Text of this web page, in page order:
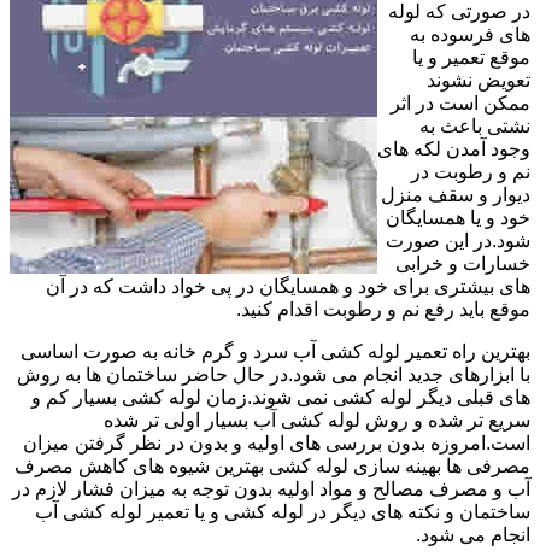
در صورتی که لوله
های فرسوده به
موقع تعمیر و یا
تعویض نشوند
ممکن است در اثر
نشتی باعث به
وجود آمدن لکه های
نم و رطوبت در
دیوار و سقف منزل
خود و یا همسایگان
شود.در این صورت
خسارات و خرابی
های بیشتری برای خود و همسایگان در پی خواد داشت که در آن
موقع باید رفع نم و رطوبت اقدام کنید.
بهترین راه تعمیر لوله کشی آب سرد و گرم خانه به صورت اساسی
با ابزارهای جدید انجام می شود.در حال حاضر ساختمان ها به روش
های قبلی دیگر لوله کشی نمی شوند.زمان لوله کشی بسیار کم و
سریع تر شده و روش لوله کشی آب بسیار اولی تر شده
است.امروزه بدون بررسی های اولیه و بدون در نظر گرفتن میزان
مصرفی ها بهینه سازی لوله کشی بهترین شیوه های کاهش مصرف
آب و مصرف مصالح و مواد اولیه بدون توجه به میزان فشار لازم در
ساختمان و نکته های دیگر در لوله کشی و یا تعمیر لوله کشی آب
انجام می شود.